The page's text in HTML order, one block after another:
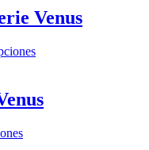
Venus